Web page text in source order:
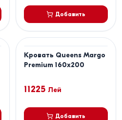
Добавить
Кровать Queens Margo
Premium 160x200
11225 Лей
Добавить